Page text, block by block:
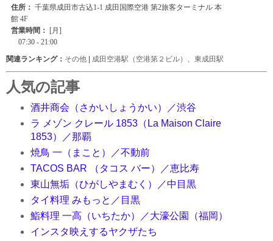
関連ランキング： その他 成田空港駅（空港第２ビル） 、 東成田駅
人気の記事
酒井商会（さかいしょうかい）／渋谷
ラ メゾン クレール 1853（La Maison Claire
1853）／那覇
焼鳥 一（まこと）／不動前
TACOS BAR （タコス バー）／恵比寿
東山無垢（ひがしやまむく）／中目黒
タイ料理 みもっと／目黒
鮨料理 一高（いちたか）／大濠公園（福岡）
インスタ映えするヤクザたち